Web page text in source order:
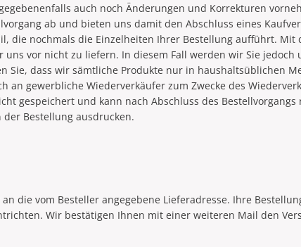
auch noch Änderungen und Korrekturen
ab und bieten uns damit den Abschluss eines
die nochmals die Einzelheiten Ihrer Bestellung aufführt. Mit
vor nicht zu liefern. In diesem Fall werden wir Sie
dass wir sämtliche Produkte nur in haushaltsüblichen
gewerbliche Wiederverkäufer zum Zwecke des
gespeichert und kann nach Abschluss des
Bestellung ausdrucken.
die vom Besteller angegebene Lieferadresse. Ihre
Wir bestätigen Ihnen mit einer weiteren Mail den